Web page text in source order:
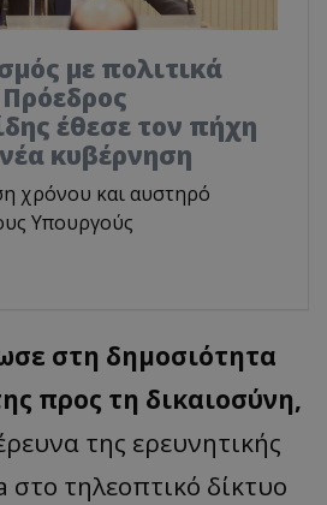
με πολιτικά
έθεσε τον πήχη
κυβέρνηση
χρόνου και αυστηρό
Υπουργούς
στη δημοσιότητα
προς τη δικαιοσύνη,
της ερευνητικής
τηλεοπτικό δίκτυο